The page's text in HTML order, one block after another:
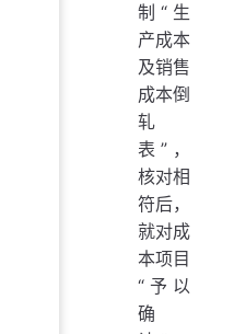
制“生
产成本
及销售
成本倒
轧
表”，
核对相
符后，
就对成
本项目
“予以
确